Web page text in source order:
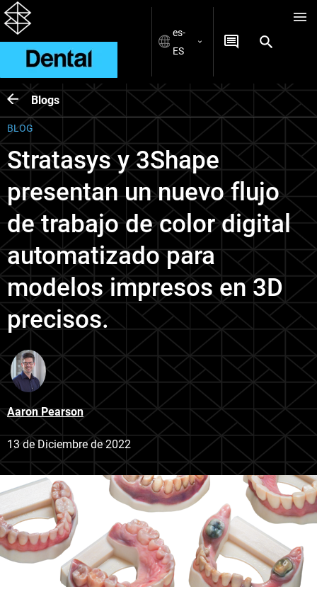
es-
ES
Blogs
BLOG
Stratasys y 3Shape
presentan un nuevo flujo
de trabajo de color digital
automatizado para
modelos impresos en 3D
precisos.
Aaron Pearson
13 de Diciembre de 2022